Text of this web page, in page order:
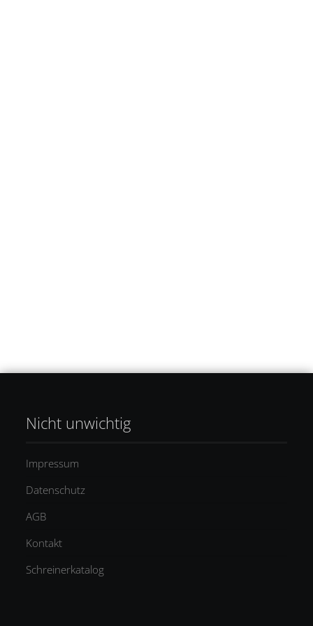
Nicht unwichtig
Impressum
Datenschutz
AGB
Kontakt
Schreinerkatalog